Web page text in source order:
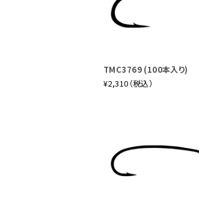
TMC3769 (100本入り)
¥2,310（税込）